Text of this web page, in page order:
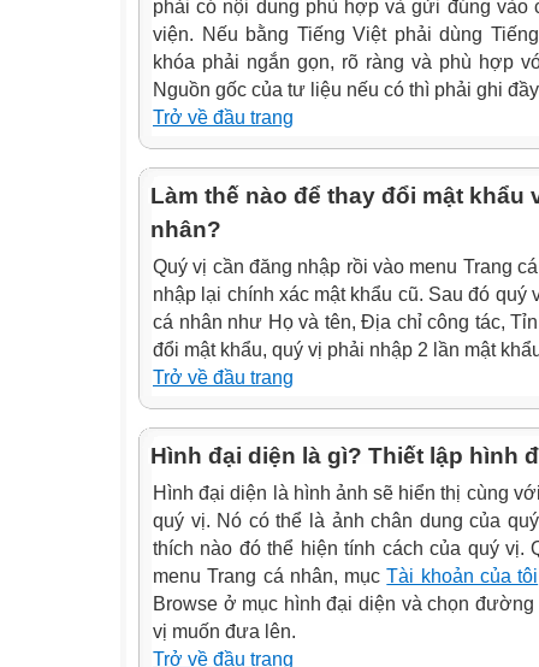
phải có nội dung phù hợp và gửi đúng vào
viện. Nếu bằng Tiếng Việt phải dùng
khóa phải ngắn gọn, rõ ràng và phù hợp
Nguồn gốc của tư liệu nếu có thì phải ghi
Trở về đầu trang
Làm thế nào để thay đổi mật khẩu
nhân?
Quý vị cần đăng nhập rồi vào menu Trang
nhập lại chính xác mật khẩu cũ. Sau đó quý
cá nhân như Họ và tên, Địa chỉ công tác,
đổi mật khẩu, quý vị phải nhập 2 lần mật
Trở về đầu trang
Hình đại diện là gì? Thiết lập hình
Hình đại diện là hình ảnh sẽ hiển thị cùng
quý vị. Nó có thể là ảnh chân dung của
thích nào đó thể hiện tính cách của quý vị.
menu Trang cá nhân, mụcTài khoản của tôi
Browse ở mục hình đại diện và chọn
vị muốn đưa lên.
Trở về đầu trang